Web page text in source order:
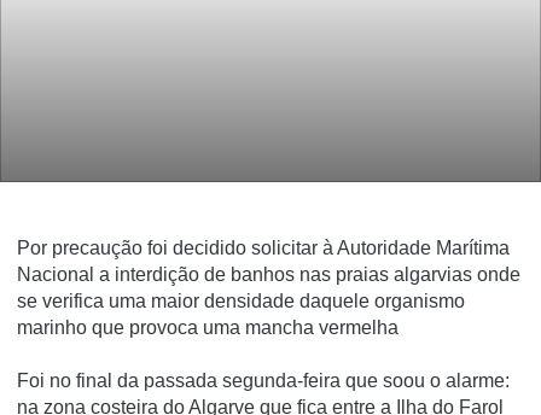
Por precaução foi decidido solicitar à Autoridade Marítima
Nacional a interdição de banhos nas praias algarvias onde
se verifica uma maior densidade daquele organismo
marinho que provoca uma mancha vermelha
Foi no final da passada segunda-feira que soou o alarme:
na zona costeira do Algarve que fica entre a Ilha do Farol